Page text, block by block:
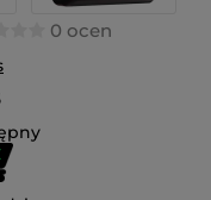
0 ocen